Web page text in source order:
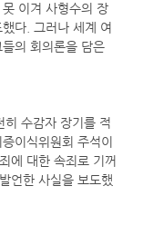
이겨 사형수의 장
다. 그러나 세계 여
의 회의론을 담은
수감자 장기를 적
이식위원회 주석이
에 대한 속죄로 기꺼
언한 사실을 보도했